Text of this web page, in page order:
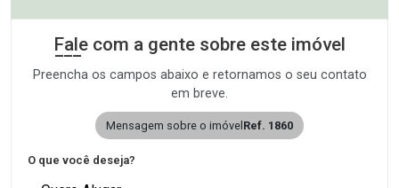
Fale com a gente sobre este imóvel
Preencha os campos abaixo e retornamos o seu contato
em breve.
Mensagem sobre o imóvel Ref. 1860
O que você deseja?